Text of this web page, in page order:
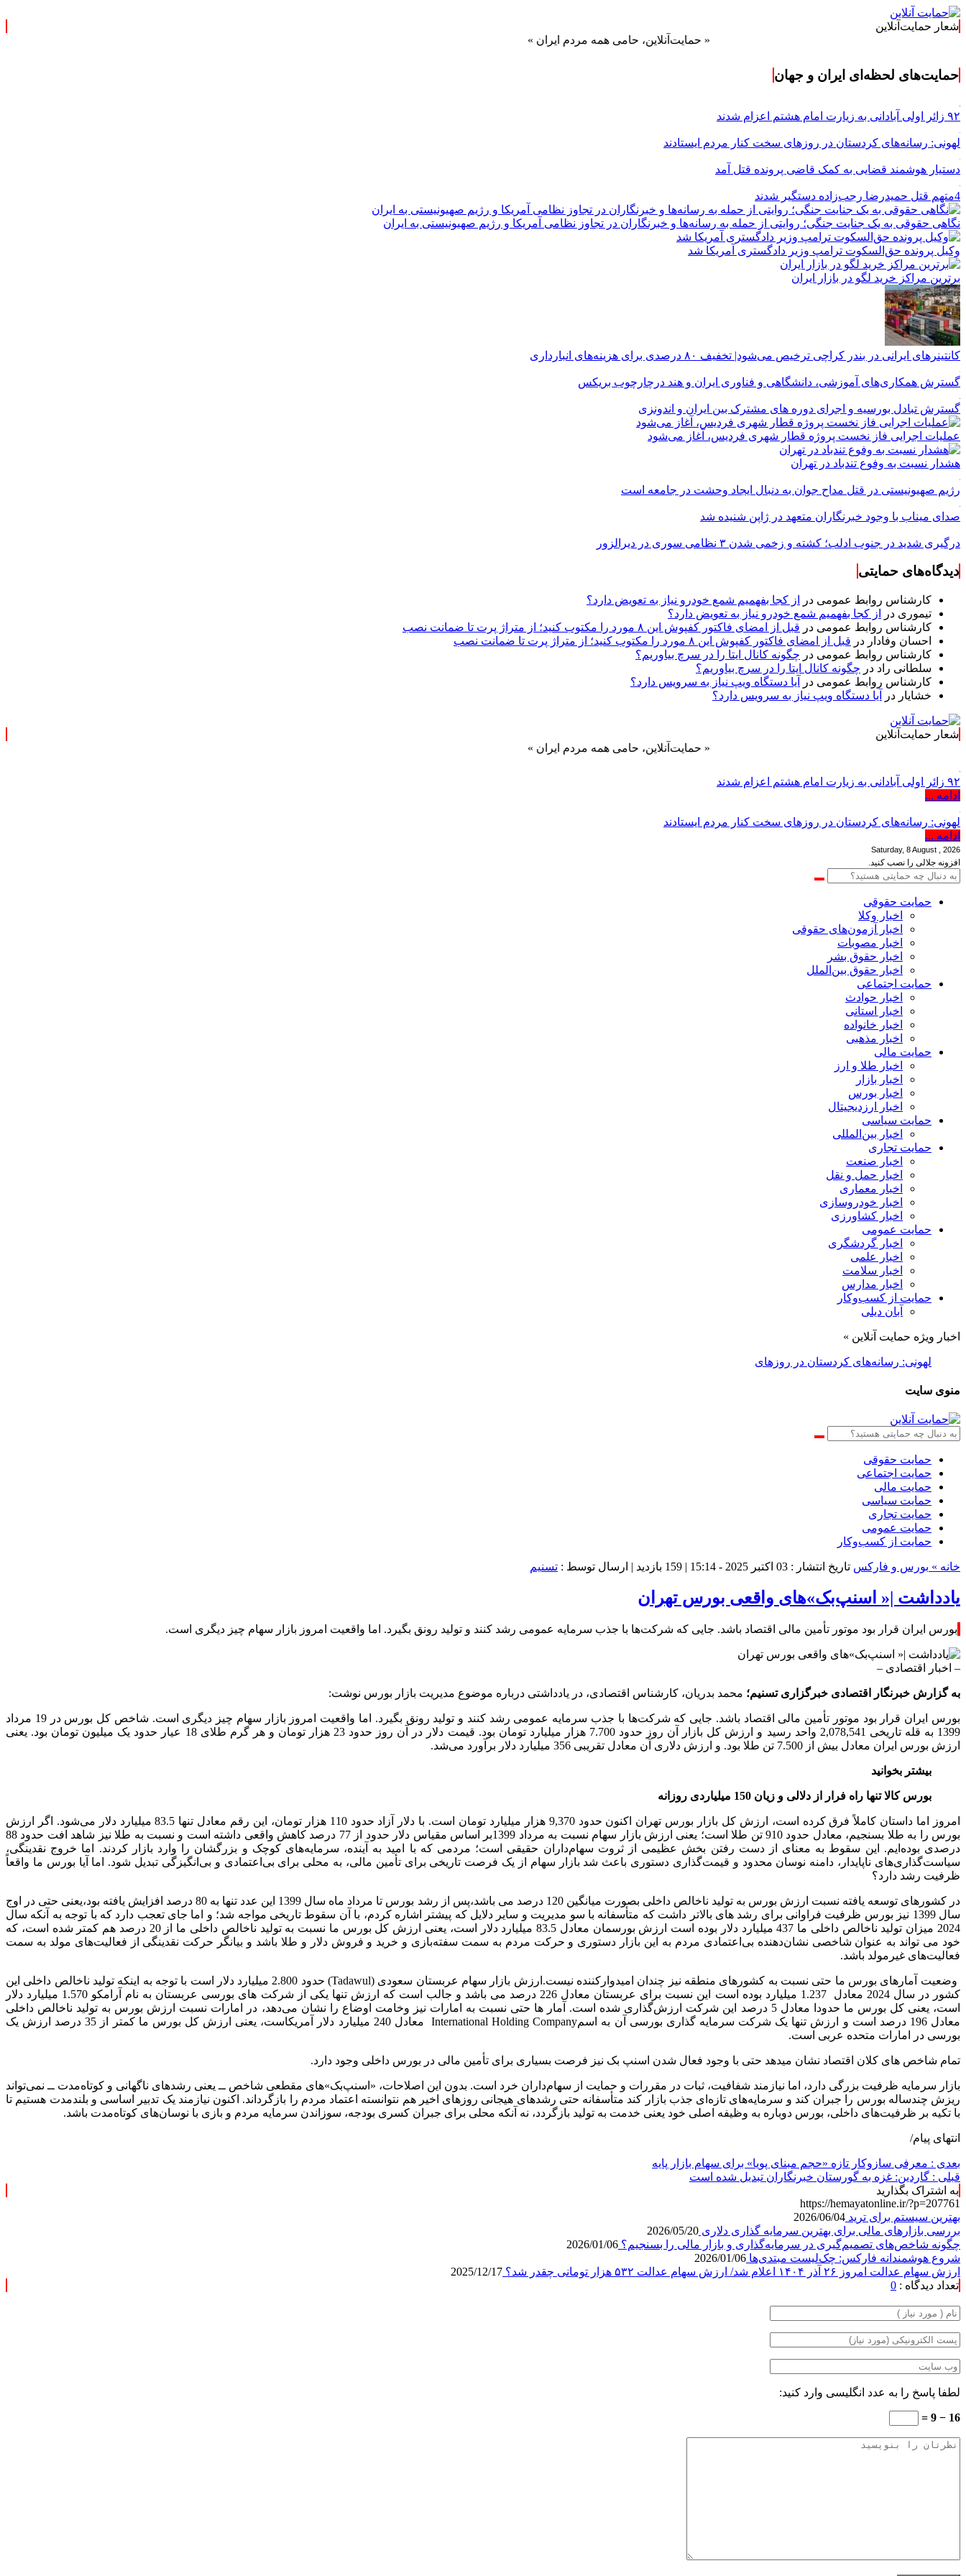
شعار حمایت‌آنلاین
« حمایت‌آنلاین، حامی همه مردم ایران »
حمایت‌های لحظه‌ای ایران و جهان
۹۲ زائر اولی آبادانی به زیارت امام هشتم اعزام شدند
لهونی: رسانه‌های کردستان در روزهای سخت کنار مردم ایستادند
دستیار هوشمند قضایی به کمک قاضی پرونده قتل آمد
4متهم قتل حمیدرضا رجب‌زاده دستگیر شدند
نگاهی حقوقی به یک جنایت جنگی؛ روایتی از حمله به رسانه‌ها و خبرنگاران در تجاوز نظامی آمریکا و رژیم صهیونیستی به ایران
وکیل پرونده حق‌السکوت ترامپ وزیر دادگستری آمریکا شد
برترین مراکز خرید لگو در بازار ایران
کانتینرهای ایرانی در بندر کراچی ترخیص می‌شود| تخفیف ۸۰ درصدی برای هزینه‌های انبارداری
گسترش همکاری‌های آموزشی، دانشگاهی و فناوری ایران و هند درچارچوب بریکس
گسترش تبادل بورسیه و اجرای دوره های مشترک بین ایران و اندونزی
عملیات اجرایی فاز نخست پروژه قطار شهری فردیس، آغاز می‌شود
هشدار نسبت به وفوع تندباد در تهران
رژیم صهیونیستی در قتل مداح جوان به دنبال ایجاد وحشت در جامعه است
صدای میناب با وجود خبرنگاران متعهد در ژاپن شنیده شد
درگیری شدید در جنوب ادلب؛ کشته و زخمی شدن ۳ نظامی سوری در دیرالزور
دیدگاه‌های حمایتی
کارشناس روابط عمومی در
از کجا بفهمیم شمع خودرو نیاز به تعویض دارد؟
تیموری در
از کجا بفهمیم شمع خودرو نیاز به تعویض دارد؟
کارشناس روابط عمومی در قبل از امضای فاکتور کفپوش این ۸ مورد را مکتوب کنید؛ از متراژ پرت تا ضمانت نصب
احسان وفادار در قبل از امضای فاکتور کفپوش این ۸ مورد را مکتوب کنید؛ از متراژ پرت تا ضمانت نصب
کارشناس روابط عمومی در چگونه کانال ایتا را در سرچ بیاوریم؟
سلطانی راد در چگونه کانال ایتا را در سرچ بیاوریم؟
کارشناس روابط عمومی در
آیا دستگاه ویپ نیاز به سرویس دارد؟
خشایار در آیا دستگاه ویپ نیاز به سرویس دارد؟
شعار حمایت‌آنلاین
« حمایت‌آنلاین، حامی همه مردم ایران »
۹۲ زائر اولی آبادانی به زیارت امام هشتم اعزام شدند
ادامه ...
لهونی: رسانه‌های کردستان در روزهای سخت کنار مردم ایستادند
ادامه ...
Saturday, 8 August , 2026
افزونه جلالی را نصب کنید.
حمایت حقوقی
اخبار وکلا
اخبار آزمون‌های حقوقی
اخبار مصوبات
اخبار حقوق بشر
اخبار حقوق بین‌الملل
حمایت اجتماعی
اخبار حوادث
اخبار استانی
اخبار خانواده
اخبار مذهبی
حمایت مالی
اخبار طلا و ارز
اخبار بازار
اخبار بورس
اخبار ارزدیجیتال
حمایت سیاسی
اخبار بین‌المللی
حمایت تجاری
اخبار صنعت
اخبار حمل و نقل
اخبار معماری
اخبار خودروسازی
اخبار کشاورزی
حمایت عمومی
اخبار گردشگری
اخبار علمی
اخبار سلامت
اخبار مدارس
حمایت از کسب‌وکار
آبان دیلی
اخبار ویژه حمایت آنلاین »
لهونی: رسانه‌های کردستان در روزهای سخت کنار مردم ایستادند
منوی سایت
حمایت حقوقی
حمایت اجتماعی
حمایت مالی
حمایت سیاسی
حمایت تجاری
حمایت عمومی
حمایت از کسب‌وکار
خانه » بورس و فارکس تاریخ انتشار : 03 اکتبر 2025 - 15:14 | 159 بازدید | ارسال توسط : تسنیم
یادداشت |« اسنپ‌بک»های واقعی بورس تهران
بورس ایران قرار بود موتور تأمین مالی اقتصاد باشد. جایی که شرکت‌ها با جذب سرمایه عمومی رشد کنند و تولید رونق بگیرد. اما واقعیت امروز بازار سهام چیز دیگری است.
– اخبار اقتصادی –
به گزارش خبرنگار اقتصادی خبرگزاری تسنیم؛ محمد بدریان، کارشناس اقتصادی، در یادداشتی درباره موضوع مدیریت بازار بورس نوشت:
بورس ایران قرار بود موتور تأمین مالی اقتصاد باشد. جایی که شرکت‌ها با جذب سرمایه عمومی رشد کنند و تولید رونق بگیرد. اما واقعیت امروز بازار سهام چیز دیگری است. شاخص کل بورس در 19 مرداد
1399 به قله تاریخی 2,078,541 واحد رسید و ارزش کل بازار آن روز حدود 7.700 هزار میلیارد تومان بود. قیمت دلار در آن روز حدود 23 هزار تومان و هر گرم طلای 18 عیار حدود یک میلیون تومان بود. یعنی
ارزش بورس ایران معادل بیش از 7.500 تن طلا بود. و ارزش دلاری آن معادل تقریبی 356 میلیارد دلار برآورد می‌شد.
بیشتر بخوانید
بورس کالا تنها راه فرار از دلالی و زیان 150 میلیاردی روزانه
امروز اما داستان کاملاً فرق کرده است، ارزش کل بازار بورس تهران اکنون حدود 9,370 هزار میلیارد تومان است. با دلار آزاد حدود 110 هزار تومان، این رقم معادل تنها 83.5 میلیارد دلار می‌شود. اگر ارزش
بورس را به طلا بسنجیم، معادل حدود 910 تن طلا است؛ یعنی ارزش بازار سهام نسبت به مرداد 1399بر اساس مقیاس دلار حدود از 77 درصد کاهش واقعی داشته است و نسبت به طلا نیز شاهد افت حدود 88
درصدی بوده‌ایم. این سقوط به معنای از دست رفتن بخش عظیمی از ثروت سهام‌داران حقیقی است؛ مردمی که با امید به آینده، سرمایه‌های کوچک و بزرگشان را وارد بازار کردند. اما خروج نقدینگی،
سیاست‌گذاری‌های ناپایدار، دامنه نوسان محدود و قیمت‌گذاری دستوری باعث شد بازار سهام از یک فرصت تاریخی برای تأمین مالی، به محلی برای بی‌اعتمادی و بی‌انگیزگی تبدیل شود. اما آیا بورس ما واقعاً
ظرفیت رشد دارد؟
در کشورهای توسعه یافته نسبت ارزش بورس به تولید ناخالص داخلی بصورت میانگین 120 درصد می باشد،پس از رشد بورس تا مرداد ماه سال 1399 این عدد تنها به 80 درصد افزایش یافته بود،یعنی حتی در اوج
سال 1399 نیز بورس ظرفیت فراوانی برای رشد های بالاتر داشت که متأسفانه با سو مدیریت و سایر دلایل که پیشتر اشاره کردم، با آن سقوط تاریخی مواجه شد؛ و اما جای تعجب دارد که با توجه به آنکه سال
2024 میزان تولید ناخالص داخلی ما 437 میلیارد دلار بوده است ارزش بورسمان معادل 83.5 میلیارد دلار است، یعنی ارزش کل بورس ما نسبت به تولید ناخالص داخلی ما از 20 درصد هم کمتر شده است، که
خود می تواند به عنوان شاخصی نشان‌دهنده بی‌اعتمادی مردم به این بازار دستوری و حرکت مردم به سمت سفته‌بازی و خرید و فروش دلار و طلا باشد و بیانگر حرکت نقدینگی از فعالیت‌های مولد به سمت
فعالیت‌های غیرمولد باشد.
وضعیت آمارهای بورس ما حتی نسبت به کشورهای منطقه نیز چندان امیدوارکننده نیست.ارزش بازار سهام عربستان سعودی (Tadawul) حدود 2.800 میلیارد دلار است با توجه به اینکه تولید ناخالص داخلی این
کشور در سال 2024 معادل 1.237 میلیارد بوده است این نسبت برای عربستان معادل 226 درصد می باشد و جالب است که ارزش تنها یکی از شرکت های بورسی عربستان به نام آرامکو 1.570 میلیارد دلار
است، یعنی کل بورس ما حدودا معادل 5 درصد این شرکت ارزش‌گذاری شده است. آمار ها حتی نسبت به امارات نیز وخامت اوضاع را نشان می‌دهد، در امارات نسبت ارزش بورس به تولید ناخالص داخلی
معادل 196 درصد است و ارزش تنها یک شرکت سرمایه گذاری بورسی آن به اسمInternational Holding Company معادل 240 میلیارد دلار آمریکاست، یعنی ارزش کل بورس ما کمتر از 35 درصد ارزش یک
بورسی در امارات متحده عربی است.
تمام شاخص های کلان اقتصاد نشان میدهد حتی با وجود فعال شدن اسنپ بک نیز فرصت بسیاری برای تأمین مالی در بورس داخلی وجود دارد.
بازار سرمایه ظرفیت بزرگی دارد، اما نیازمند شفافیت، ثبات در مقررات و حمایت از سهام‌داران خرد است. بدون این اصلاحات، «اسنپ‌بک»‌های مقطعی شاخص ــ یعنی رشدهای ناگهانی و کوتاه‌مدت ــ نمی‌تواند
ریزش چندساله بورس را جبران کند و سرمایه‌های تازه‌ای جذب بازار کند متأسفانه حتی رشدهای هیجانی روزهای اخیر هم نتوانسته اعتماد مردم را بازگرداند. اکنون نیازمند یک تدبیر اساسی و بلندمدت هستیم تا
با تکیه بر ظرفیت‌های داخلی، بورس دوباره به وظیفه اصلی خود یعنی خدمت به تولید بازگردد، نه آنکه محلی برای جبران کسری بودجه، سوزاندن سرمایه مردم و بازی با نوسان‌های کوتاه‌مدت باشد.
انتهای پیام/
بعدی : معرفی سازوکار تازه «حجم مبنای پویا» برای سهام بازار پایه
قبلی : گاردین: غزه به گورستان خبرنگاران تبدیل شده است
به اشتراک بگذارید
https://hemayatonline.ir/?p=207761
بهترین سیستم برای ترید 2026/06/04
بررسی بازارهای مالی برای بهترین سرمایه گذاری دلاری 2026/05/20
چگونه شاخص‌های تصمیم‌گیری در سرمایه‌گذاری و بازار مالی را بسنجیم؟ 2026/01/06
شروع هوشمندانه فارکس: چک‌لیست مبتدی‌ها 2026/01/06
ارزش سهام عدالت امروز ۲۶ آذر ۱۴۰۴ اعلام شد/ ارزش سهام عدالت ۵۳۲ هزار تومانی چقدر شد؟
2025/12/17
تعداد دیدگاه : 0
لطفا پاسخ را به عدد انگلیسی وارد کنید:
16 − 9 =